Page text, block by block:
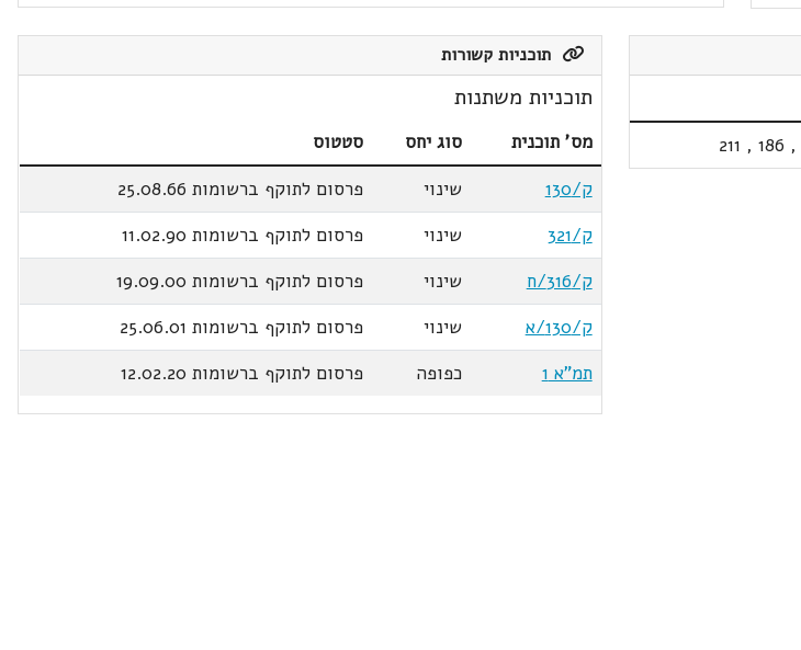
,
186
,
211
תוכניות קשורות
תוכניות משתנות
מס' תוכנית סוג יחס
סטטוס
ק/130
שינוי
פרסום לתוקף ברשומות 25.08.66
ק/321
שינוי
פרסום לתוקף ברשומות 11.02.90
ק/316/ח
שינוי
פרסום לתוקף ברשומות 19.09.00
ק/130/א
שינוי
פרסום לתוקף ברשומות 25.06.01
תמ"א 1
כפופה פרסום לתוקף ברשומות 12.02.20